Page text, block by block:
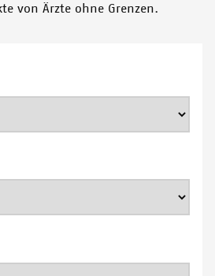
von Ärzte ohne Grenzen.